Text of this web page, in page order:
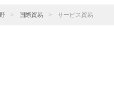
> 国際貿易 > サービス貿易